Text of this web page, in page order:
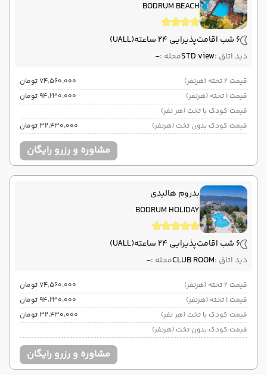
BODRUM BEACH
6 شب اقامت پذیرایی 24 ساعته
(UALL)
دید اتاق :STD viewمحله :-
قیمت 2 تخته (هرنفر)
۷۴٬۵۶۰٬۰۰۰ تومان
قیمت 1 تخته (هرنفر)
۹۴٬۲۳۰٬۰۰۰ تومان
قیمت کودک با تخت (هر نفر)
قیمت کودک بدون تخت (هرنفر)
۳۲٬۴۳۰٬۰۰۰ تومان
مشاوره و رزرو رایگان
بدروم هالیدی
BODRUM HOLIDAY
6 شب اقامت پذیرایی 24 ساعته
(UALL)
دید اتاق :CLUB ROOMمحله :-
قیمت 2 تخته (هرنفر)
۷۴٬۵۶۰٬۰۰۰ تومان
قیمت 1 تخته (هرنفر)
۹۴٬۲۳۰٬۰۰۰ تومان
قیمت کودک با تخت (هر نفر)
۳۲٬۴۳۰٬۰۰۰ تومان
قیمت کودک بدون تخت (هرنفر)
مشاوره و رزرو رایگان